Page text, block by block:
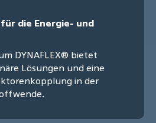
die Energie- und
DYNAFLEX® bietet
Lösungen und eine
in der